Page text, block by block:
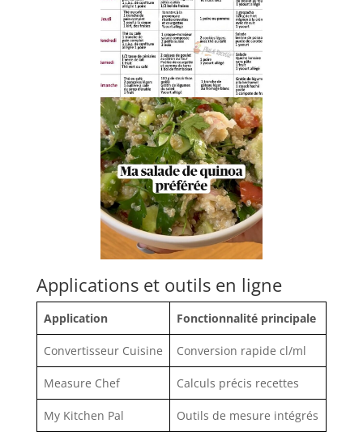
Applications et outils en ligne
Application Fonctionnalité principale
Convertisseur Cuisine Conversion rapide cl/ml
Measure Chef Calculs précis recettes
My Kitchen Pal Outils de mesure intégrés